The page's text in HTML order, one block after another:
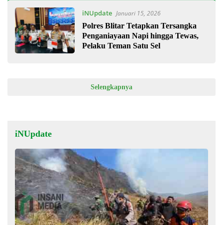
iNUpdate Januari 15, 2026
Polres Blitar Tetapkan Tersangka
Penganiayaan Napi hingga Tewas,
Pelaku Teman Satu Sel
Selengkapnya
iNUpdate